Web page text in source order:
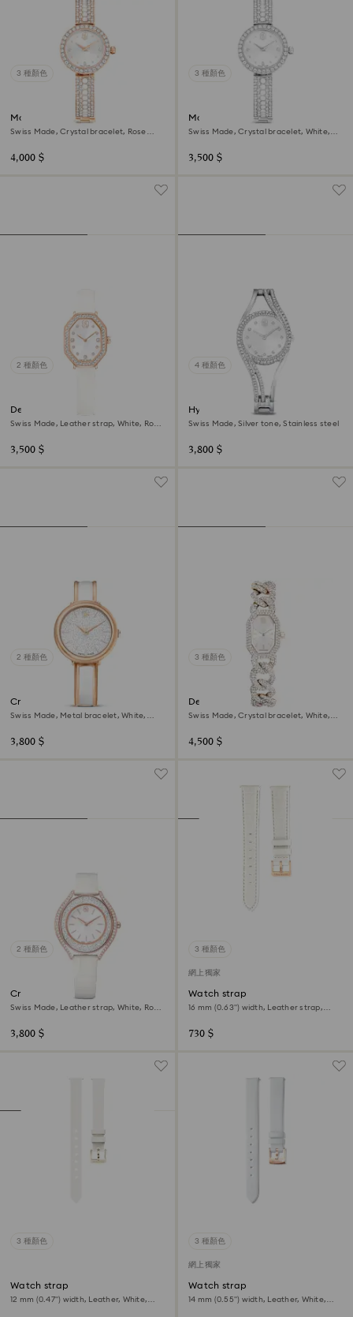
3 種顏色
Matrix pearl bangle watch
Swiss Made, Crystal bracelet, Rose
4,000 $
3 種顏色
Matrix pearl bangle watch
Swiss Made, Crystal bracelet, White,
3,500 $
2 種顏色
Dextera octagon watch
Swiss Made, Leather strap, White, Rose
3,500 $
4 種顏色
Hyperbola bangle watch
Swiss Made, Silver tone, Stainless steel
3,800 $
2 種顏色
Crystalline bangle watch
Swiss Made, Metal bracelet, White,
3,800 $
3 種顏色
Dextera chain watch
Swiss Made, Crystal bracelet, White,
4,500 $
2 種顏色
Crystalline aura watch
Swiss Made, Leather strap, White, Rose
3,800 $
3 種顏色
網上獨家
Watch strap
16 mm (0.63") width, Leather strap,
730 $
3 種顏色
Watch strap
12 mm (0.47") width, Leather, White,
3 種顏色
網上獨家
Watch strap
14 mm (0.55") width, Leather, White,